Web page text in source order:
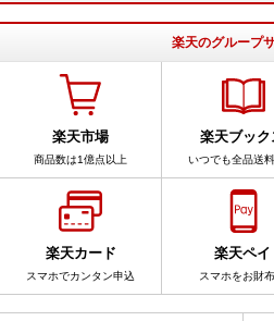
楽天のグループ
楽天市場
商品数は1億点以上
楽天ブック
いつでも全品送
楽天カード
スマホでカンタン申込
楽天ペイ
スマホをお財